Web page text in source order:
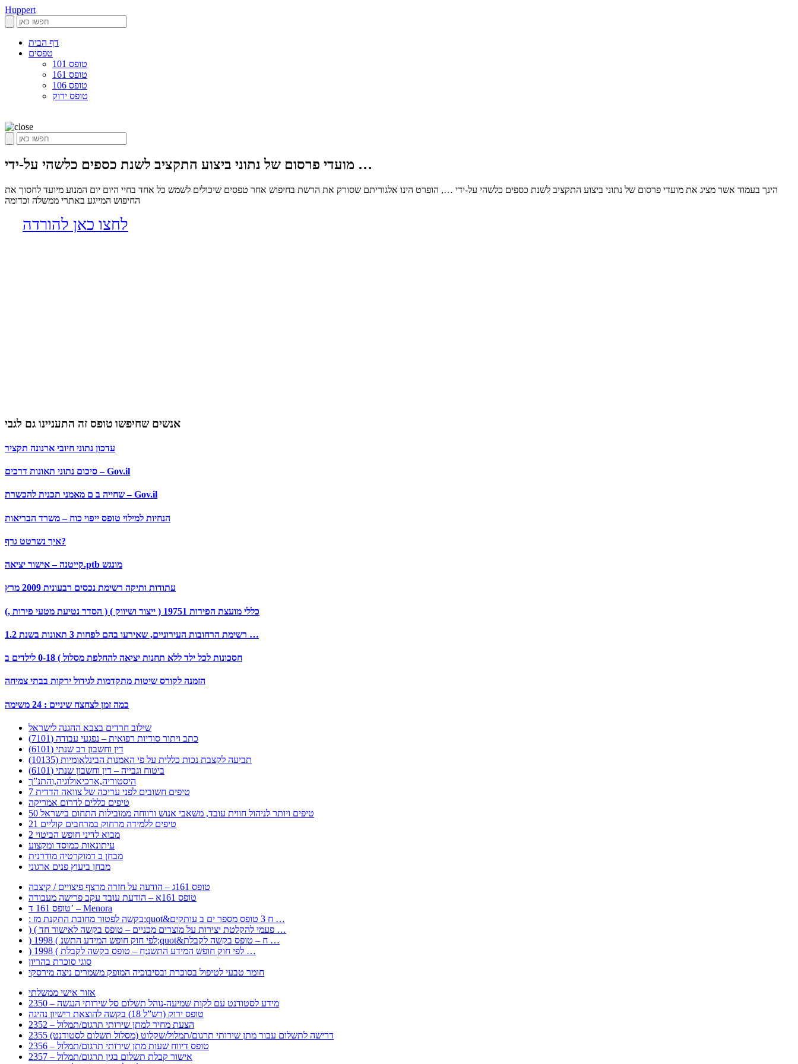
Huppert
דף הבית
טפסים
טופס 101
טופס 161
טופס 106
טופס ירוק
מועדי פרסום של נתוני ביצוע התקציב לשנת כספים כלשהי על-ידי …
הינך בעמוד אשר מציג את מועדי פרסום של נתוני ביצוע התקציב לשנת כספים כלשהי על-ידי …, הופרט הינו אלגוריתם שסורק את הרשת בחיפוש אחר טפסים שיכולים לשמש כל אחד בחיי היום יום המנוע מיועד לחסוך את
החיפוש המייגע באתרי ממשלה וכדומה
לחצו כאן להורדה
אנשים שחיפשו טופס זה התעניינו גם לגבי
עדכון נתוני חיובי ארנונה תקציר
סיכום נתוני תאונות דרכים – Gov.il
שחייה ב ם מאמני תכנית להכשרת – Gov.il
הנחיות למילוי טופס ייפוי כוח – משרד הבריאות
איך נשרטט גרף?
קייטנה – אישור יציאה.ptb מונגש
עתודות ותיקה רשימת נכסים רבעונית 2009 מרץ
(, הסדר נטיעת מטעי פירות ) ( ייצור ושיווק ) כללי מועצת הפירות 19751
1.2 רשימת הרחובות העירוניים, שאירעו בהם לפחות 3 תאונות בשנת …
חסכונות לכל ילד ללא תחנות יציאה להחלפת מסלול ) 0-18 לילדים ב
הזמנה לקורס שיטות מתקדמות לגידול ירקות בבתי צמיחה
כמה זמן לצחצח שיניים : 24 משימה
שילוב חרדים בצבא ההגנה לישראל
כתב ויתור סודיות רפואית – נפגעי עבודה (7101)
דין וחשבון רב שנתי (6101)
תביעה לקצבת נכות כללית על פי האמנות הבינלאומיות (10135)
ביטוח וגבייה – דין וחשבון שנתי (6101)
היסטוריה,ארכיאולוגיה,והתנ”ך
7 טיפים חשובים לפני עריכה של צוואה הדדית
טיפים כללים לדרום אמריקה
50 טיפים ויותר לניהול חווית עובד, משאבי אנוש ורווחה ממובילות התחום בישראל
21 טיפים ללמידה מרחוק במרחבים קוליים
מבוא לדיני חופש הביטוי 2
עיתונאות כמוסד ומקצוע
מבחן ב דמוקרטיה מודרנית
מבחן ביעוץ פנים ארגוני
טופס 161ג – הודעה על חזרה מרצף פיצויים / קיצבה
טופס 161א – הודעת עובד עקב פרישה מעבודה
טופס 161 ד’ – Menora
: בקשה לפטור מחובת התקנת מז;quot&ח 3 טופס מספר ים ב עותקים …
) ( פעמי להקלטת יצירות על מוצרים מכניים – טופס בקשה לאישור חד …
) 1998 ( לפי חוק חופש המידע התשנ;quot&ח – טופס בקשה לקבלת …
) 1998 ( לפי חוק חופש המידע התשנ;ח – טופס בקשה לקבלת …
סוגי סוכרת בהריון
חומר טבעי לטיפול בסוכרת ובסיבוכיה המופק משמרים ניצה מירסקי
אזור אישי ממשלתי
2350 – מידע לסטודנט עם לקות שמיעה-נוהל תשלום סל שירותי הנגשה
טופס ירוק (רש”ל 18) בקשה להוצאת רישיון נהיגה
2352 – הצעת מחיר למתן שירותי תרגום/תמלול
2355 דרישה לתשלום עבור מתן שירותי תרגום/תמלול/שקלוט (מסלול תשלום לסטודנט)
2356 – טופס דיווח שעות מתן שירותי תרגום/תמלול
2357 – אישור קבלת תשלום בגין תרגום/תמלול